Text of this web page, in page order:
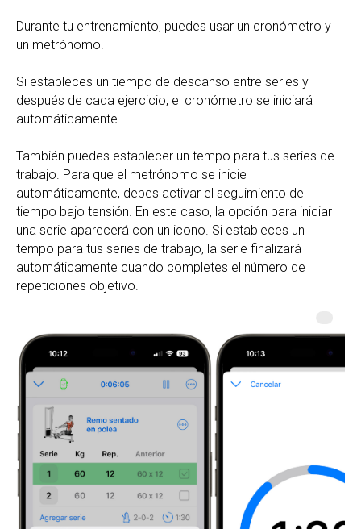
Durante tu entrenamiento, puedes usar un cronómetro y
un metrónomo.
Si estableces un tiempo de descanso entre series y
después de cada ejercicio, el cronómetro se iniciará
automáticamente.
También puedes establecer un tempo para tus series de
trabajo. Para que el metrónomo se inicie
automáticamente, debes activar el seguimiento del
tiempo bajo tensión. En este caso, la opción para iniciar
una serie aparecerá con un icono. Si estableces un
tempo para tus series de trabajo, la serie finalizará
automáticamente cuando completes el número de
repeticiones objetivo.